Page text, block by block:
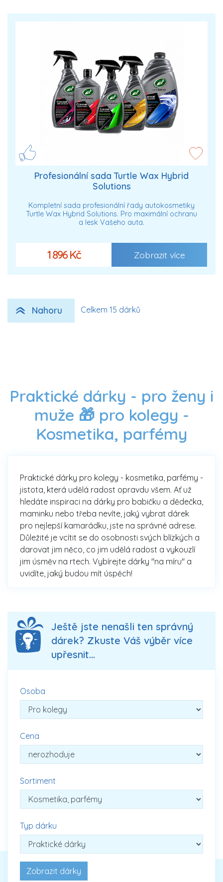
Profesionální sada Turtle Wax Hybrid
Solutions
Kompletní sada profesionální řady autokosmetiky
Turtle Wax Hybrid Solutions. Pro maximální ochranu
a lesk Vašeho auta.
1 896 Kč Zobrazit více
Nahoru Celkem 15 dárků
Praktické dárky - pro ženy i
muže 🎁 pro kolegy -
Kosmetika, parfémy
Praktické dárky pro kolegy - kosmetika, parfémy -
jistota, která udělá radost opravdu všem. Ať už
hledáte inspiraci na dárky pro babičku a dědečka,
maminku nebo třeba nevíte, jaký vybrat dárek
pro nejlepší kamarádku, jste na správné adrese.
Důležité je vcítit se do osobnosti svých blízkých a
darovat jim něco, co jim udělá radost a vykouzlí
jim úsměv na rtech. Vybírejte dárky "na míru" a
uvidíte, jaký budou mít úspěch!
Ještě jste nenašli ten správný
dárek? Zkuste Váš výběr více
upřesnit...
Osoba
Cena
Sortiment
Typ dárku